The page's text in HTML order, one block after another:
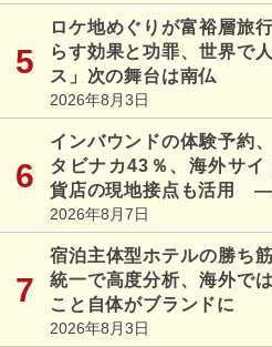
ロケ地めぐりが富裕層旅
らす効果と功罪、世界で
ス」次の舞台は南仏
2026年8月3日
インバウンドの体験予約
タビナカ43％、海外サ
貨店の現地接点も活用 ―
2026年8月7日
宿泊主体型ホテルの勝ち
統一で高度分析、海外で
こと自体がブランドに
2026年8月3日